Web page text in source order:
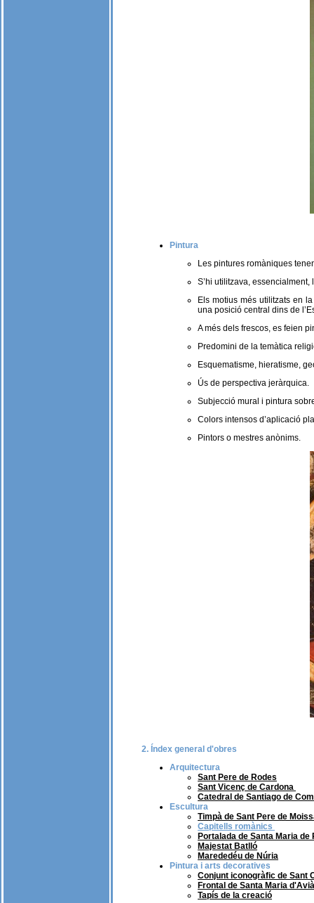
Pintura
Les pintures romàniques
S’hi utilitzava,
Els motius més utilitzats en
una posició central dins de
A més dels frescos, es feien
Predomini de la temàtica
Esquematisme, hieratisme,
Ús de perspectiva jeràrquica.
Subjecció mural i pintura
Colors intensos d’aplicació
Pintors o mestres anònims.
2. Índex general d'obres
Arquitectura
Sant Pere de Rodes
Sant Vicenç de Cardona
Catedral de Santiago de
Escultura
Timpà de Sant Pere de
Capitells romànics
Portalada de Santa Maria de
Majestat Batlló
Marededéu de Núria
Pintura i arts decoratives
Conjunt iconogràfic de Sant
Frontal de Santa Maria d'Avià
Tapís de la creació